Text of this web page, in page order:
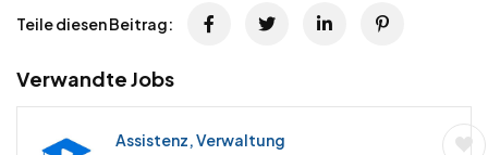
Teile diesen Beitrag:
Verwandte Jobs
Assistenz, Verwaltung